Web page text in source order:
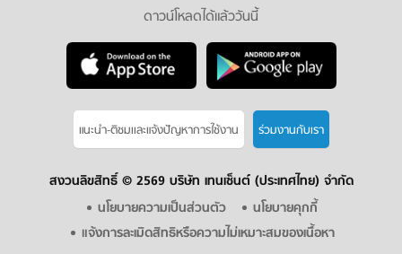
ดาวน์โหลดได้แล้ววันนี้
แนะนำ-ติชมเเละแจ้งปัญหาการใช้งาน ร่วมงานกับเรา
สงวนลิขสิทธิ์ © 2569 บริษัท เทนเซ็นต์ (ประเทศไทย) จำกัด
นโยบายความเป็นส่วนตัว
นโยบายคุกกี้
แจ้งการละเมิดสิทธิหรือความไม่เหมาะสมของเนื้อหา